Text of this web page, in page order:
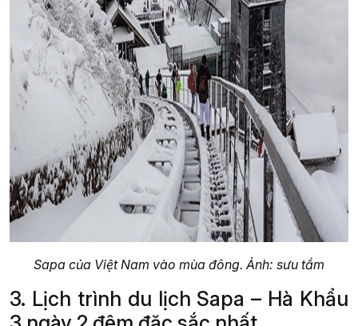
Sapa của Việt Nam vào mùa đông. Ảnh: sưu tầm
3. Lịch trình du lịch Sapa – Hà Khẩu